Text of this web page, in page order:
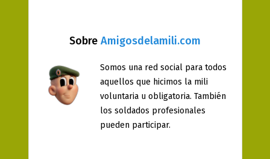
Sobre Amigosdelamili.com
Somos una red social para todos
aquellos que hicimos la mili
voluntaria u obligatoria. También
los soldados profesionales
pueden participar.